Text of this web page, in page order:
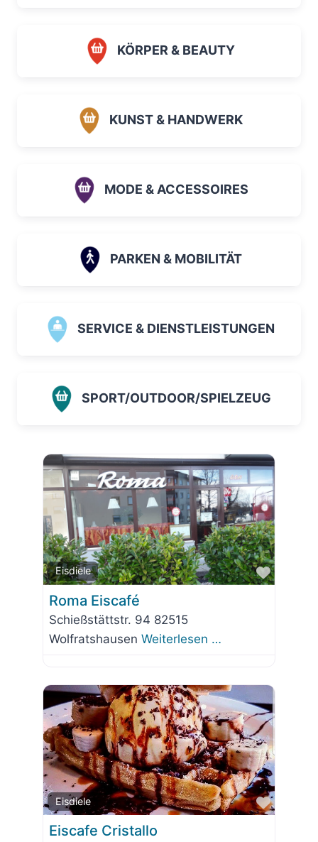
KÖRPER & BEAUTY
KUNST & HANDWERK
MODE & ACCESSOIRES
PARKEN & MOBILITÄT
SERVICE & DIENSTLEISTUNGEN
SPORT/OUTDOOR/SPIELZEUG
Eisdiele
Favorit
Roma Eiscafé
Schießstättstr. 94 82515
Wolfratshausen Weiterlesen …
Eisdiele
Favorit
Eiscafe Cristallo